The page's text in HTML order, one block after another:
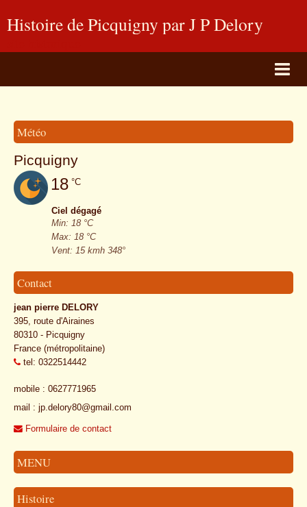
Histoire de Picquigny par J P Delory
Album Photos
Contact
Météo
Picquigny
18 °C
Ciel dégagé
Min: 18 °C
Max: 18 °C
Vent: 15 kmh 348°
Contact
jean pierre DELORY
395, route d'Airaines
80310 - Picquigny
France (métropolitaine)
tel: 0322514442
mobile : 0627771965
mail : jp.delory80@gmail.com
Formulaire de contact
MENU
Histoire